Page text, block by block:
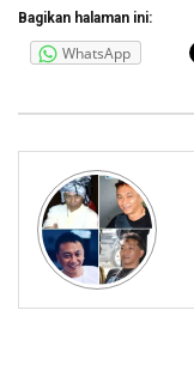
Bagikan halaman ini:
WhatsApp